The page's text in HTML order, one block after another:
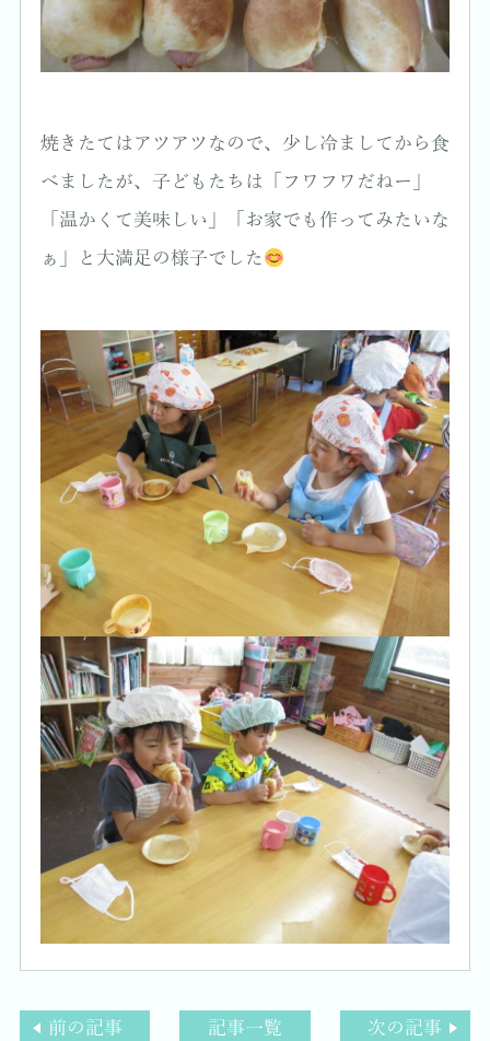
焼きたてはアツアツなので、少し冷ましてから食
べましたが、子どもたちは「フワフワだねー」
「温かくて美味しい」「お家でも作ってみたいな
ぁ」と大満足の様子でした
前の記事 記事一覧 次の記事